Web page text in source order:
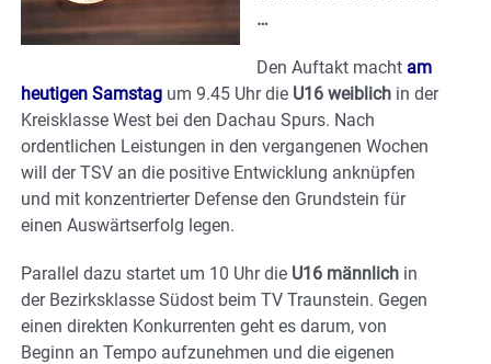
…
Den Auftakt macht am
heutigen Samstag um 9.45 Uhr die U16 weiblich in der
Kreisklasse West bei den Dachau Spurs. Nach
ordentlichen Leistungen in den vergangenen Wochen
will der TSV an die positive Entwicklung anknüpfen
und mit konzentrierter Defense den Grundstein für
einen Auswärtserfolg legen.
Parallel dazu startet um 10 Uhr die U16 männlich in
der Bezirksklasse Südost beim TV Traunstein. Gegen
einen direkten Konkurrenten geht es darum, von
Beginn an Tempo aufzunehmen und die eigenen